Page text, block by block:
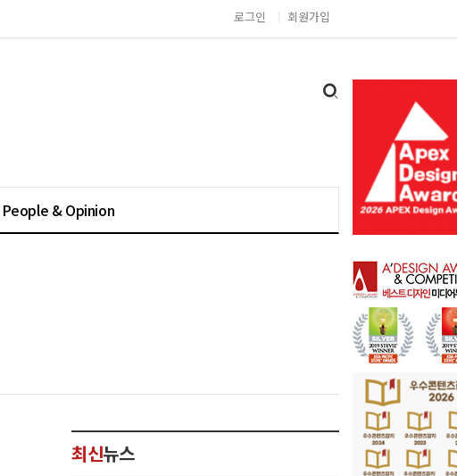
로그인 회원가입
People & Opinion
최신뉴스